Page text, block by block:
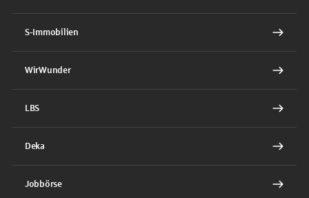
S-Immobilien
WirWunder
LBS
Deka
Jobbörse